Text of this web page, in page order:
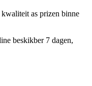
as prizen binne
beskikber 7 dagen,